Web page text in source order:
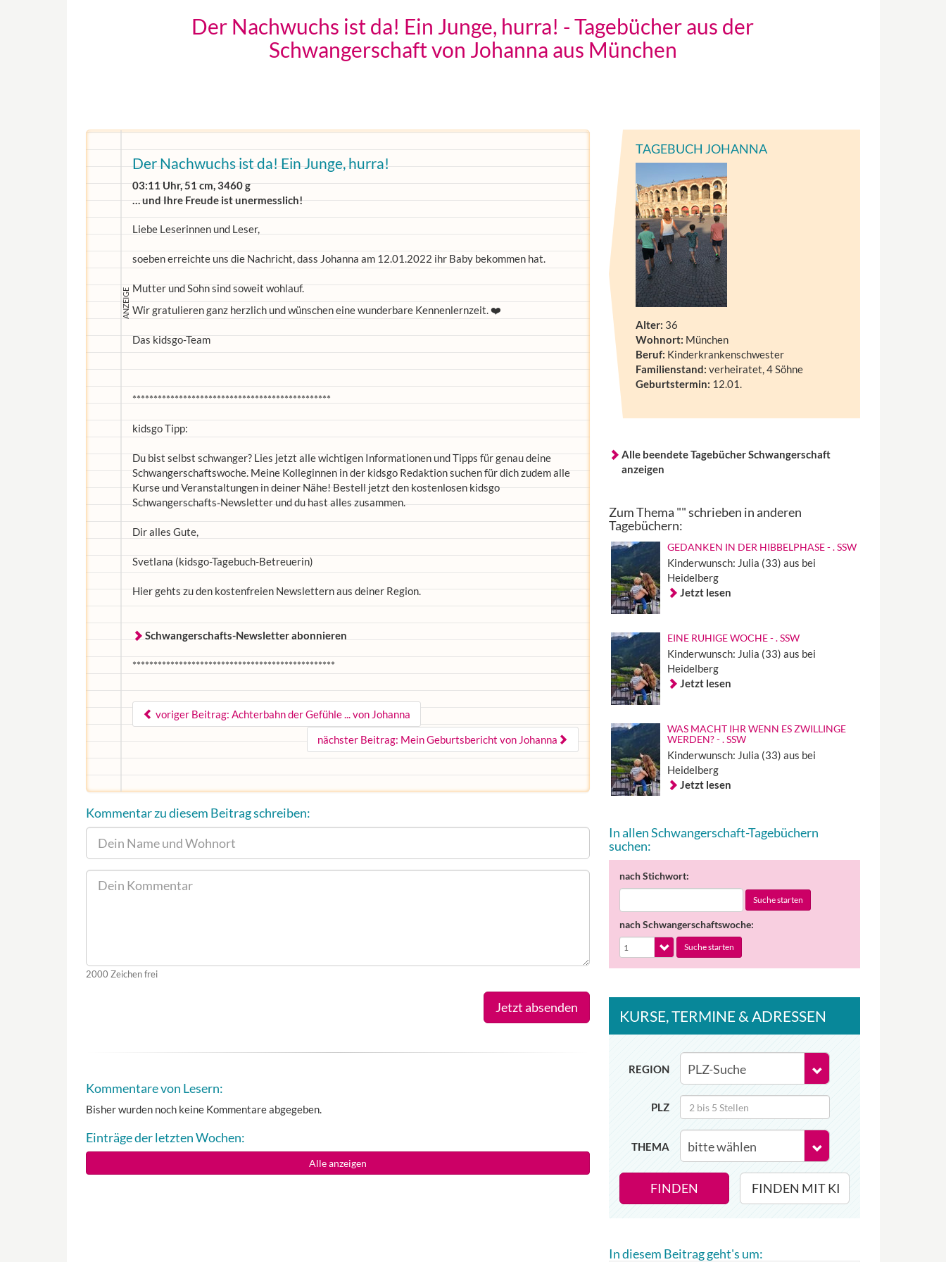
Der Nachwuchs ist da! Ein Junge, hurra! - Tagebücher aus der
Schwangerschaft von Johanna aus München
Der Nachwuchs ist da! Ein Junge, hurra!
03:11 Uhr, 51 cm, 3460 g
… und Ihre Freude ist unermesslich!
Liebe Leserinnen und Leser,
soeben erreichte uns die Nachricht, dass Johanna am 12.01.2022 ihr Baby bekommen hat.
Mutter und Sohn sind soweit wohlauf.
Wir gratulieren ganz herzlich und wünschen eine wunderbare Kennenlernzeit. ❤️
Das kidsgo-Team
***********************************************
kidsgo Tipp:
Du bist selbst schwanger? Lies jetzt alle wichtigen Informationen und Tipps für genau deine
Schwangerschaftswoche. Meine Kolleginnen in der kidsgo Redaktion suchen für dich zudem alle
Kurse und Veranstaltungen in deiner Nähe! Bestell jetzt den kostenlosen kidsgo
Schwangerschafts-Newsletter und du hast alles zusammen.
Dir alles Gute,
Svetlana (kidsgo-Tagebuch-Betreuerin)
Hier gehts zu den kostenfreien Newslettern aus deiner Region.
Schwangerschafts-Newsletter abonnieren
************************************************
voriger Beitrag: Achterbahn der Gefühle ... von Johanna
nächster Beitrag: Mein Geburtsbericht von Johanna
Kommentar zu diesem Beitrag schreiben:
2000 Zeichen frei
Jetzt absenden
Kommentare von Lesern:
Bisher wurden noch keine Kommentare abgegeben.
Einträge der letzten Wochen:
Alle anzeigen
TAGEBUCH JOHANNA
Alter: 36
Wohnort: München
Beruf: Kinderkrankenschwester
Familienstand: verheiratet, 4 Söhne
Geburtstermin: 12.01.
Alle beendete Tagebücher Schwangerschaft
anzeigen
Zum Thema "" schrieben in anderen
Tagebüchern:
GEDANKEN IN DER HIBBELPHASE - . SSW
Kinderwunsch: Julia (33) aus bei
Heidelberg
Jetzt lesen
EINE RUHIGE WOCHE - . SSW
Kinderwunsch: Julia (33) aus bei
Heidelberg
Jetzt lesen
WAS MACHT IHR WENN ES ZWILLINGE
WERDEN? - . SSW
Kinderwunsch: Julia (33) aus bei
Heidelberg
Jetzt lesen
In allen Schwangerschaft-Tagebüchern
suchen:
nach Stichwort:
Suche starten
nach Schwangerschaftswoche:
Suche starten
KURSE, TERMINE & ADRESSEN
REGION
PLZ
THEMA
FINDEN FINDEN MIT KI
In diesem Beitrag geht's um: